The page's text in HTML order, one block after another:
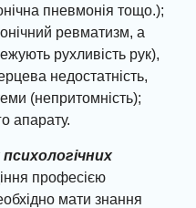
пневмонія тощо.);
ревматизм, а
рухливість рук),
недостатність,
(непритомність);
апарату.
психологічних
професією
мати знання